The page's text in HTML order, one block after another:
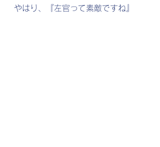
やはり、『左官って素敵ですね』